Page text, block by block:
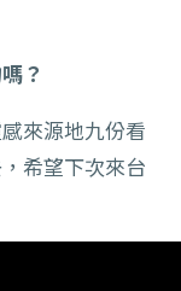
？
來源地九份看
希望下次來台